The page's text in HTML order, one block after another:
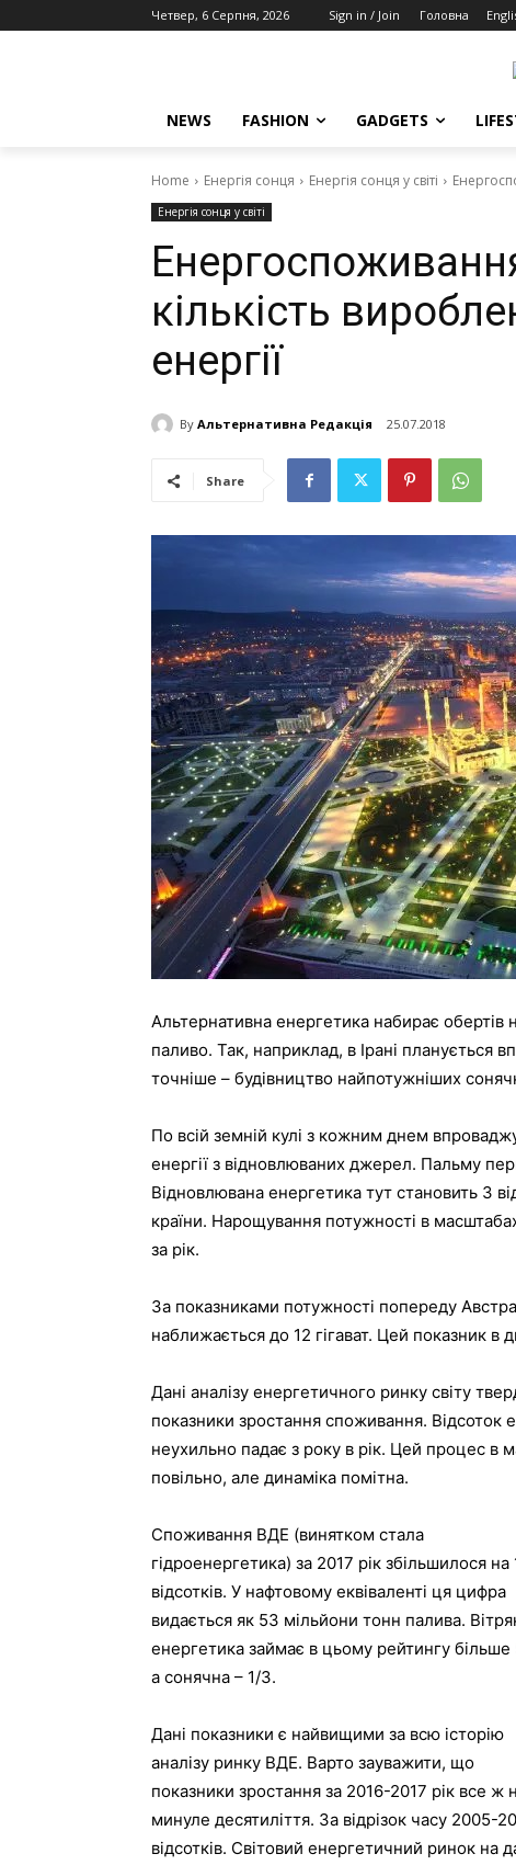
Четвер, 6 Серпня, 2026 Sign in / Join Головна
NEWS FASHION GADGETS
Home Енергія сонця Енергія сонця у світі
Енергія сонця у світі
кількість
енергії
By Альтернативна Редакція 25.07.2018
Share
Альтернативна енергетика набирає обертів
паливо. Так, наприклад, в Ірані планується
точніше – будівництво найпотужніших
По всій земній кулі з кожним днем
енергії з відновлюваних джерел. Пальму
Відновлювана енергетика тут становить 3
країни. Нарощування потужності в
за рік.
За показниками потужності попереду
наближається до 12 гігават. Цей показник в
Дані аналізу енергетичного ринку світу
показники зростання споживання. Відсоток
неухильно падає з року в рік. Цей процес в
повільно, але динаміка помітна.
Споживання ВДЕ (винятком стала
гідроенергетика) за 2017 рік збільшилося на
відсотків. У нафтовому еквіваленті ця цифра
видається як 53 мільйони тонн палива.
енергетика займає в цьому рейтингу більше
а сонячна – 1/3.
Дані показники є найвищими за всю історію
аналізу ринку ВДЕ. Варто зауважити, що
показники зростання за 2016-2017 рік все
минуле десятиліття. За відрізок часу
відсотків. Світовий енергетичний ринок на